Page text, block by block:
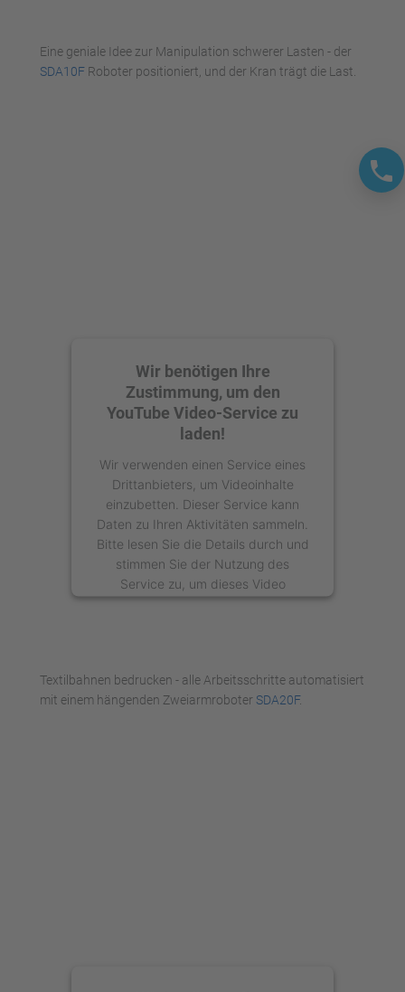
Akzeptieren
Eine geniale Idee zur Manipulation schwerer Lasten - der
SDA10F Roboter positioniert, und der Kran trägt die Last.
Wir benötigen Ihre
Zustimmung, um den
YouTube Video-Service zu
laden!
Wir verwenden einen Service eines
Drittanbieters, um Videoinhalte
einzubetten. Dieser Service kann
Daten zu Ihren Aktivitäten sammeln.
Bitte lesen Sie die Details durch und
stimmen Sie der Nutzung des
Service zu, um dieses Video
anzusehen.
Akzeptieren
Textilbahnen bedrucken - alle Arbeitsschritte automatisiert
mit einem hängenden Zweiarmroboter SDA20F.